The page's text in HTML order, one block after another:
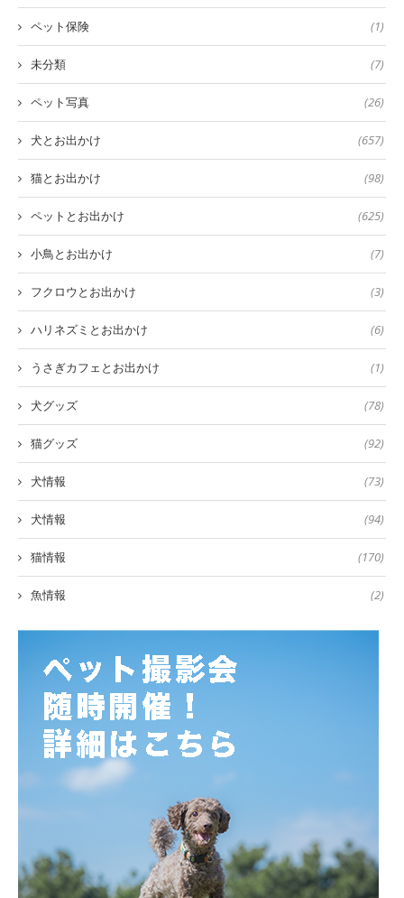
ペット保険 (1)
未分類 (7)
ペット写真 (26)
犬とお出かけ (657)
猫とお出かけ (98)
ペットとお出かけ (625)
小鳥とお出かけ (7)
フクロウとお出かけ (3)
ハリネズミとお出かけ (6)
うさぎカフェとお出かけ (1)
犬グッズ (78)
猫グッズ (92)
犬情報 (73)
犬情報 (94)
猫情報 (170)
魚情報 (2)